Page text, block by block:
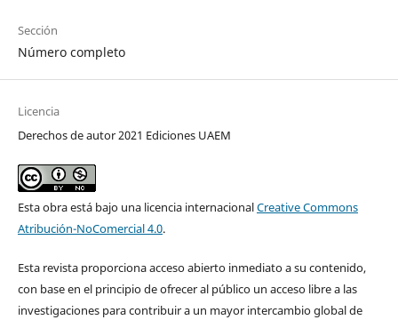
Sección
Número completo
Licencia
Derechos de autor 2021 Ediciones UAEM
Esta obra está bajo una licencia internacionalCreative Commons
Atribución-NoComercial 4.0.
Esta revista proporciona acceso abierto inmediato a su contenido,
con base en el principio de ofrecer al público un acceso libre a las
investigaciones para contribuir a un mayor intercambio global de